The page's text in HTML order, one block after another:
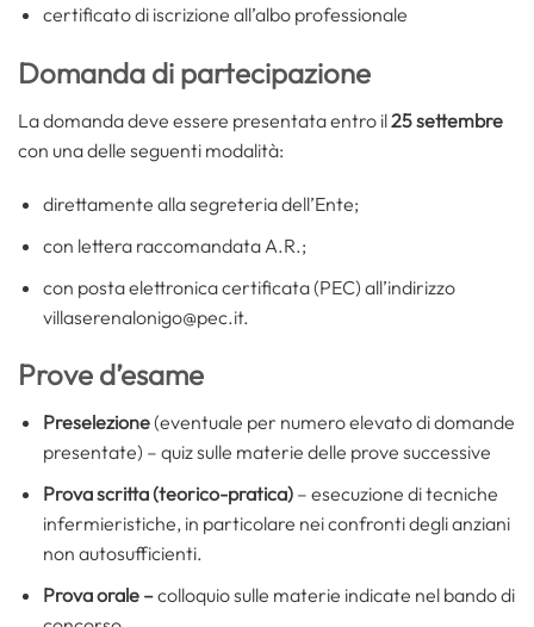
certificato di iscrizione all’albo professionale
Domanda di partecipazione
La domanda deve essere presentata entro il25 settembre
con una delle seguenti modalità:
direttamente alla segreteria dell’Ente;
con lettera raccomandata A.R.;
con posta elettronica certificata (PEC) all’indirizzo
villaserenalonigo@pec.it.
Prove d’esame
Preselezione(eventuale per numero elevato di domande
presentate) – quiz sulle materie delle prove successive
Prova scritta (teorico-pratica)– esecuzione di tecniche
infermieristiche, in particolare nei confronti degli anziani
non autosufficienti.
Prova orale –colloquio sulle materie indicate nel bando di